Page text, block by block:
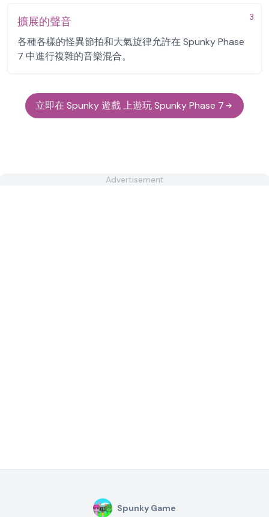
3
擴展的聲音
各種各樣的怪異節拍和大氣旋律允許在 Spunky Phase
7 中進行複雜的音樂混合。
立即在 Spunky 遊戲 上遊玩 Spunky Phase 7
Advertisement
Spunky Game